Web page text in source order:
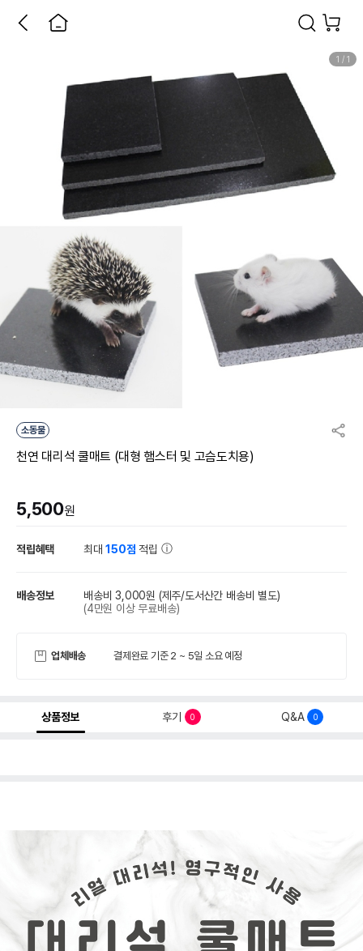
1 / 1
소동물
천연 대리석 쿨매트 (대형 햄스터 및 고슴도치용)
5,500원
적립혜택 최대150점 적립
배송정보 배송비 3,000원 (제주/도서산간 배송비 별도)
(4만원 이상 무료배송)
업체배송 결제완료 기준 2 ~ 5일 소요 예정
상품정보 후기 0 Q&A 0